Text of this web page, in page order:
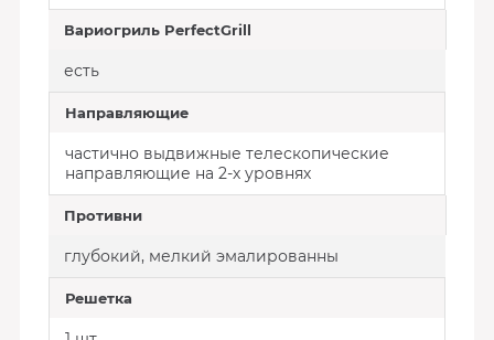
Вариогриль PerfectGrill
есть
Направляющие
частично выдвижные телескопические
направляющие на 2-х уровнях
Противни
глубокий, мелкий эмалированны
Решетка